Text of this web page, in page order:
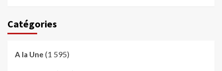
Catégories
A la Une (1 595)